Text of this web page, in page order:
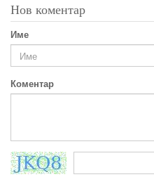
Нов коментар
Име
Коментар